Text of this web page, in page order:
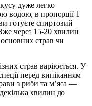
дуже легко
водою, в пропорції 1
готуєте спиртовий
через 15-20 хвилин
страв чи
страв варіюється. У
перед випіканням
з риби та м’яса —
хвилин до